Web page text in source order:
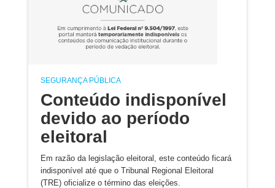
SEGURANÇA PÚBLICA
Conteúdo indisponível
devido ao período
eleitoral
Em razão da legislação eleitoral, este conteúdo ficará
indisponível até que o Tribunal Regional Eleitoral
(TRE) oficialize o término das eleições.